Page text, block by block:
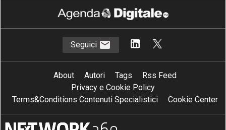
Seguici
About Autori Tags
Rss Feed
Privacy e Cookie Policy
Terms&Conditions Contenuti Specialistici
Cookie Center